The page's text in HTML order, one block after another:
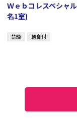
Ｗｅｂコレスペシ
名1室)
禁煙 朝食付